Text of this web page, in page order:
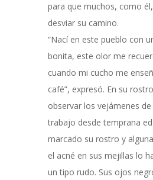
para que muchos, como
desviar su camino.
“Nací en este pueblo con
bonita, este olor me
cuando mi cucho me
café”, expresó. En su
observar los vejámenes
trabajo desde temprana
marcado su rostro y
el acné en sus mejillas lo
un tipo rudo. Sus ojos